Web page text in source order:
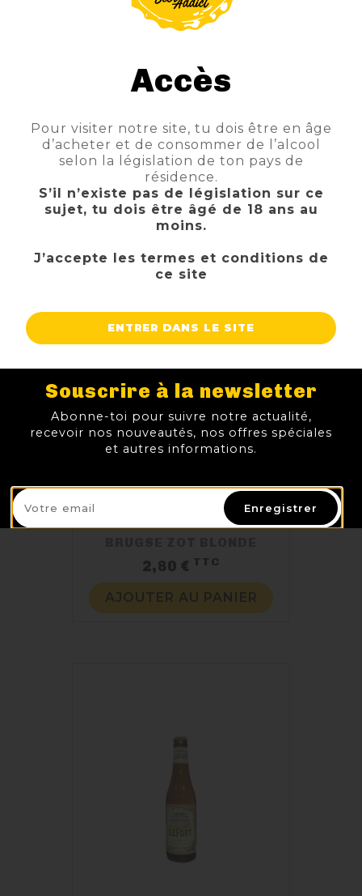
PARANOIA NA HOPPY
3,10 €TTCPrix
AJOUTER AU PANIER
2,80 € TTC
AJOUTER AU PANIER
Accès
Pour visiter notre site, tu dois être en âge
d’acheter et de consommer de l’alcool
selon la législation de ton pays de
résidence.
S’il n’existe pas de législation sur ce
sujet, tu dois être âgé de 18 ans au
moins.
J’accepte les termes et conditions de
ce site
ENTRER DANS LE SITE
Souscrire à la newsletter
Abonne-toi pour suivre notre actualité,
recevoir nos nouveautés, nos offres spéciales
et autres informations.
Enregistrer